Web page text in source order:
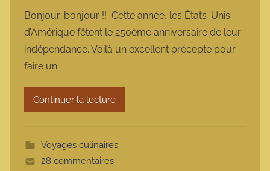
r
m
a
o
t
e
Bonjour, bonjour !! Cette année, les États-Unis
d’Amérique fêtent le 250ème anniversaire de leur
indépendance. Voilà un excellent précepte pour
faire un
Continuer la lecture
Voyages culinaires
28 commentaires